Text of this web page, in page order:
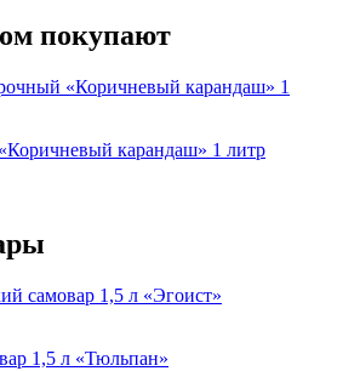
покупают
карандаш» 1 литр
1,5 л «Тюльпан»